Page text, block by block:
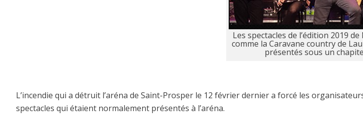
Les spectacles de l’édition 2019
comme la Caravane country de
présentés sous un
L’incendie qui a détruit l’aréna de Saint-Prosper le 12 février dernier a forcé les
spectacles qui étaient normalement présentés à l’aréna.